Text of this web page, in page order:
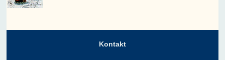
Kontakt